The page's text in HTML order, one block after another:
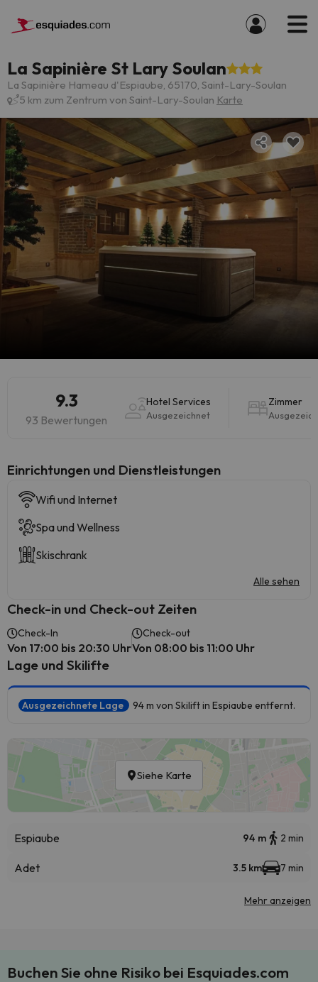
La Sapinière St Lary Soulan
La Sapinière Hameau d'Espiaube, 65170, Saint-Lary-Soulan
5 km zum Zentrum von Saint-Lary-Soulan Karte
9.3
93 Bewertungen
Hotel Services
Ausgezeichnet
Zimmer
​Einrichtungen und Dienstleistungen
Wifi und Internet
Spa und Wellness
Skischrank
Alle sehen
Check-in und Check-out Zeiten
Check-In
Von 17:00 bis 20:30 Uhr
Check-out
Von 08:00 bis 11:00 Uhr
Lage und Skilifte
Ausgezeichnete Lage 94 m von Skilift in Espiaube entfernt.
Siehe Karte
Espiaube 94 m 2 min
Adet 3.5 km 7 min
Mehr anzeigen
Buchen Sie ohne Risiko bei Esquiades.com